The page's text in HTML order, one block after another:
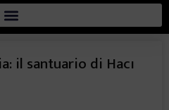
il santuario di Hacı